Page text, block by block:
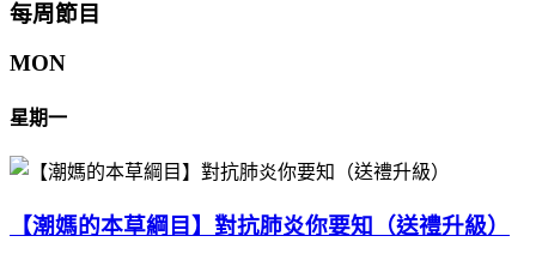
每周節目
MON
星期一
【潮媽的本草綱目】對抗肺炎你要知（送禮升級）